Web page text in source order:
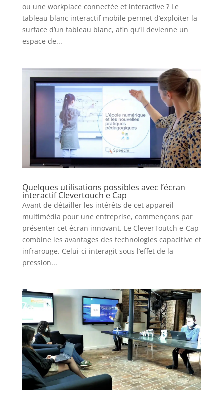
ou une workplace connectée et interactive ? Le
tableau blanc interactif mobile permet d’exploiter la
surface d’un tableau blanc, afin qu’il devienne un
espace de...
Quelques utilisations possibles avec l’écran
interactif Clevertouch e Cap
Avant de détailler les intérêts de cet appareil
multimédia pour une entreprise, commençons par
présenter cet écran innovant. Le CleverToutch e-Cap
combine les avantages des technologies capacitive et
infrarouge. Celui-ci interagit sous l’effet de la
pression...